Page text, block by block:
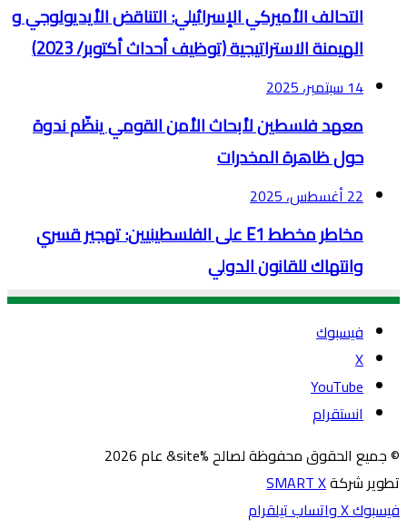
التحالف الأميركي الإسرائيلي: التناقض الأيديولوجي و
الهيمنة الاستراتيجية (توظيف أحداث أكتوبر/ 2023)
14 سبتمبر، 2025
معهد فلسطين لأبحاث الأمن القومي ينظّم ندوة
حول ظاهرة المخدرات
22 أغسطس، 2025
مخاطر مخطط E1 على الفلسطينيين: تهجير قسري
وانتهاك للقانون الدولي
فيسبوك
‫X
‫YouTube
انستقرام
© جميع الحقوق محفوظة لصالح %site& عام 2026
تطوير شركةSMART X
فيسبوك‫Xواتسابتيلقرام